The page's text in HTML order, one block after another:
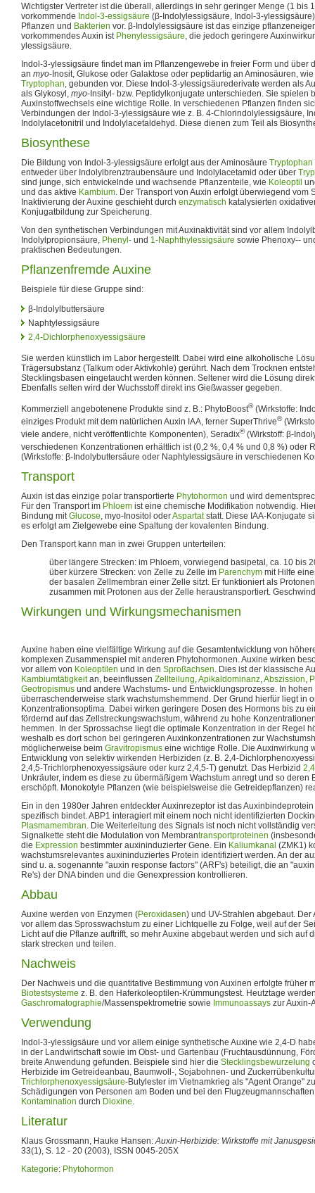
Wichtigster Vertreter ist die überall, allerdings in sehr geringer Menge (1 bis
vorkommende Indol-3-essigsäure (β-Indolylessigsäure, Indol-3-
Pflanzen und Bakterien vor. β-Indolylessigsäure ist das einzige
vorkommendes Auxin ist Phenylessigsäure, die jedoch geringere
ylessigsäure.
Indol-3-ylessigsäure findet man im Pflanzengewebe in freier Form und über
an myo-Inosit, Glukose oder Galaktose oder peptidartig an Aminosäuren, wie
Tryptophan, gebunden vor. Diese Indol-3-ylessigsäurederivate werden als
als Glykosyl, myo-Insityl- bzw. Peptidylkonjugate unterschieden. Sie spielen
Auxinstoffwechsels eine wichtige Rolle. In verschiedenen Pflanzen finden
Verbindungen der Indol-3-ylessigsäure wie z. B. 4-Chlorindolylessigsäure,
Indolylacetonitril und Indolylacetaldehyd. Diese dienen zum Teil als
Biosynthese
Die Bildung von Indol-3-ylessigsäure erfolgt aus der Aminosäure Tryptophan
entweder über Indolylbrenztraubensäure und Indolylacetamid oder über
sind junge, sich entwickelnde und wachsende Pflanzenteile, wie Koleoptil
und das aktive Kambium. Der Transport von Auxin erfolgt überwiegend vom
Inaktivierung der Auxine geschieht durch enzymatisch katalysierten
Konjugatbildung zur Speicherung.
Von den synthetischen Verbindungen mit Auxinaktivität sind vor allem
Indolylpropionsäure, Phenyl- und 1-Naphthylessigsäure sowie Phenoxy--
praktischen Bedeutungen.
Pflanzenfremde Auxine
Beispiele für diese Gruppe sind:
β-Indolylbuttersäure
Naphtylessigsäure
2,4-Dichlorphenoxyessigsäure
Sie werden künstlich im Labor hergestellt. Dabei wird eine alkoholische
Trägersubstanz (Talkum oder Aktivkohle) gerührt. Nach dem Trocknen
Stecklingsbasen eingetaucht werden können. Seltener wird die Lösung
Ebenfalls selten wird der Wuchsstoff direkt ins Gießwasser gegeben.
Kommerziell angebotenene Produkte sind z. B.: PhytoBoost®(Wirkstoffe:
einziges Produkt mit dem natürlichen Auxin IAA, ferner SuperThrive®
viele andere, nicht veröffentlichte Komponenten), Seradix®(Wirkstoff: β-
verschiedenen Konzentrationen erhältlich ist (0,2 %, 0,4 % und 0,8 %) oder
(Wirkstoffe: β-Indolybuttersäure oder Naphtylessigsäure in verschiedenen
Transport
Auxin ist das einzige polar transportierte Phytohormon und wird
Für den Transport im Phloem ist eine chemische Modifikation notwendig.
Bindung mitGlucose, myo-Inositol oderAspartatstatt. Diese IAA-Konjugate
es erfolgt am Zielgewebe eine Spaltung der kovalenten Bindung.
Den Transport kann man in zwei Gruppen unterteilen:
über längere Strecken: im Phloem, vorwiegend basipetal, ca. 10 bis
über kürzere Strecken: von Zelle zu Zelle im Parenchym mit Hilfe
der basalen Zellmembran einer Zelle sitzt. Er funktioniert als
zusammen mit Protonen aus der Zelle heraustransportiert.
Wirkungen und Wirkungsmechanismen
Auxine haben eine vielfältige Wirkung auf die Gesamtentwicklung von
komplexen Zusammenspiel mit anderen Phytohormonen. Auxine wirken
vor allem von Koleoptilen und in den Sproßachsen. Dies ist der klassische
Kambiumtätigkeitan, beeinflussen Zellteilung,Apikaldominanz,Abszission,
Geotropismus und andere Wachstums- und Entwicklungsprozesse. In
überraschenderweise stark wachstumshemmend. Der Grund hierfür liegt in
Konzentrationsoptima. Dabei wirken geringere Dosen des Hormons bis zu
fördernd auf das Zellstreckungswachstum, während zu hohe
hemmen. In der Sprossachse liegt die optimale Konzentration in der Regel
weshalb es dort schon bei geringeren Auxinkonzentrationen zur
möglicherweise beim Gravitropismus eine wichtige Rolle. Die Auxinwirkung
Entwicklung von selektiv wirkenden Herbiziden (z. B. 2,4-
2,4,5-Trichlorphenoxyessigsäure oder kurz 2,4,5-T) genutzt. Das Herbizid
Unkräuter, indem es diese zu übermäßigem Wachstum anregt und so deren
erschöpft. Monokotyle Pflanzen (wie beispielsweise die Getreidepflanzen)
Ein in den 1980er Jahren entdeckter Auxinrezeptor ist das
spezifisch bindet. ABP1 interagiert mit einem noch nicht identifizierten
Plasmamembran. Die Weiterleitung des Signals ist noch nicht vollständig
Signalkette steht die Modulation von Membrantransportproteinen
die Expression bestimmter auxininduzierter Gene. Ein Kaliumkanal (ZMK1)
wachstumsrelevantes auxininduziertes Protein identifiziert werden. An der
sind u. a. sogenannte "auxin response factors" (ARF's) beteiligt, die an
Re's) der DNA binden und die Genexpression kontrollieren.
Abbau
Auxine werden von Enzymen (Peroxidasen) und UV-Strahlen abgebaut.
vor allem das Sprosswachstum zu einer Lichtquelle zu Folge, weil auf der
Licht auf die Pflanze auftrifft, so mehr Auxine abgebaut werden und sich auf
stark strecken und teilen.
Nachweis
Der Nachweis und die quantitative Bestimmung von Auxinen erfolgte früher
Biotestsysteme z. B. den Haferkoleoptilen-Krümmungstest. Heutztage
Gaschromatographie/Massenspektrometrie sowie Immunoassays zur Auxin-
Verwendung
Indol-3-ylessigsäure und vor allem einige synthetische Auxine wie 2,4-D
in der Landwirtschaft sowie im Obst- und Gartenbau (Fruchtausdünnung,
breite Anwendung gefunden. Beispiele sind hier die Stecklingsbewurzelung
Herbizide im Getreideanbau, Baumwoll-, Sojabohnen- und
Trichlorphenoxyessigsäure-Butylester im Vietnamkrieg als "Agent Orange"
Schädigungen von Personen am Boden und bei den
Kontamination durch Dioxine.
Literatur
Klaus Grossmann, Hauke Hansen:Auxin-Herbizide: Wirkstoffe mit
33(1), S. 12 - 20 (2003), ISSN 0045-205X
Kategorie: Phytohormon